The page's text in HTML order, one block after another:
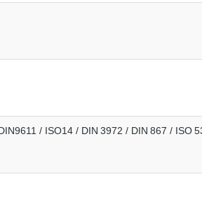
/ ISO14 / DIN 3972 / DIN 867 / ISO